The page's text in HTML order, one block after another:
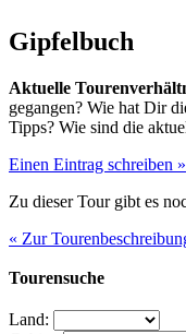
Gipfelbuch
Aktuelle
gegangen? Wie hat Dir
Tipps? Wie sind die
Einen Eintrag schreiben »
Zu dieser Tour gibt es
« Zur
Tourensuche
Land: